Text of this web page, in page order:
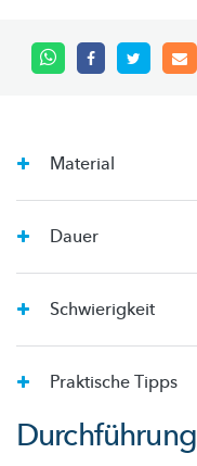
Material
Dauer
Schwierigkeit
Praktische Tipps
Durchführung